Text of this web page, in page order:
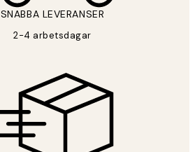
SNABBA LEVERANSER
2-4 arbetsdagar